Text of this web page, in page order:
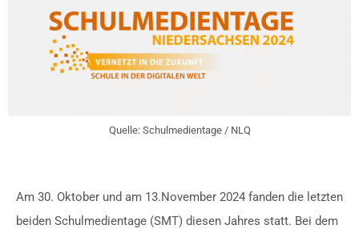
Quelle: Schulmedientage / NLQ
Am 30. Oktober und am 13.November 2024 fanden die letzten
beiden Schulmedientage (SMT) diesen Jahres statt. Bei dem